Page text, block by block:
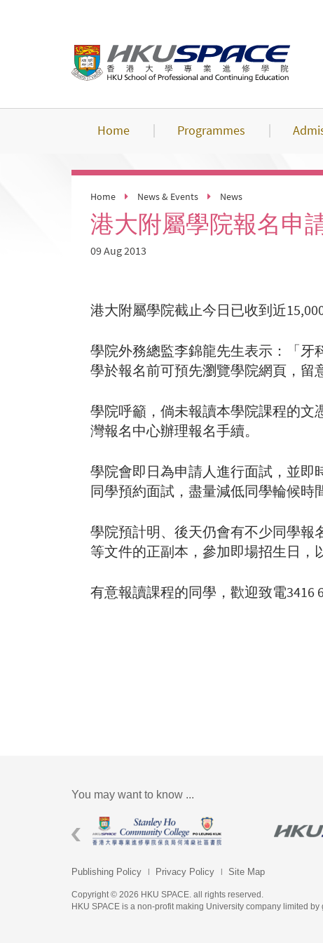
Home Programmes
Home News & Events News
港大附屬學院報名申
09 Aug 2013
港大附屬學院截止今日已收到近
學院外務總監李錦龍先生表示：「牙
學於報名前可預先瀏覽學院網頁，留
學院呼籲，倘未報讀本學院課程的文
灣報名中心辦理報名手續。
學院會即日為申請人進行面試，並即
同學預約面試，盡量減低同學輪候時
學院預計明、後天仍會有不少同學報
等文件的正副本，參加即場招生日，
有意報讀課程的同學，歡迎致電3416
You may want to know ...
Publishing Policy Privacy Policy Site Map
Copyright © 2026 HKU SPACE. all rights reserved.
HKU SPACE is a non-profit making University company limited by